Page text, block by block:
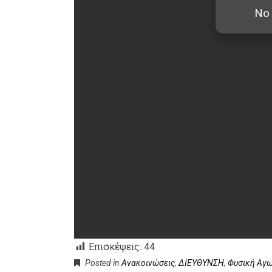
Επισκέψεις: 44
Posted inΑνακοινώσεις,ΔΙΕΥΘΥΝΣΗ, Φυσική